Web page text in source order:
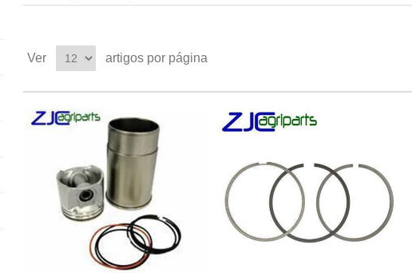
Ver artigos por página